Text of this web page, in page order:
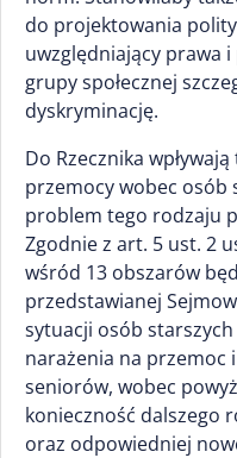
do projektowania
uwzględniający prawa
grupy społecznej
dyskryminację.
Do Rzecznika
przemocy wobec osób
problem tego rodzaju
Zgodnie z art. 5 ust. 2
wśród 13 obszarów
przedstawianej
sytuacji osób
narażenia na przemoc
seniorów, wobec
konieczność dalszego
oraz odpowiedniej